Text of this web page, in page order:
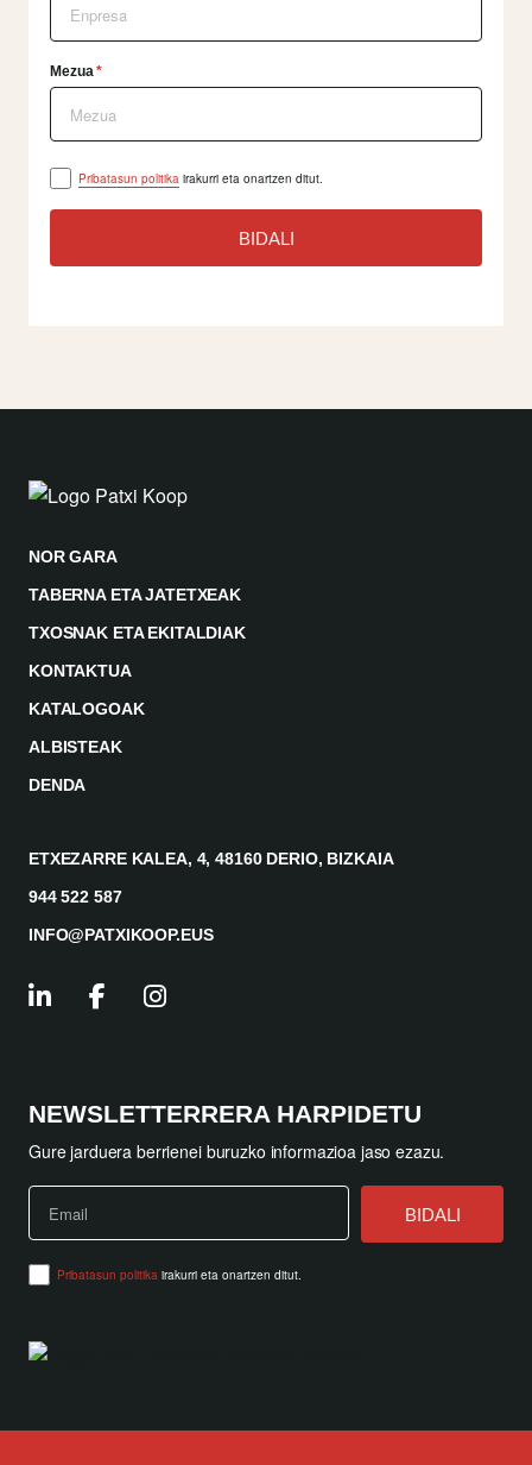
Mezua*
Pribatasun politika irakurri eta onartzen ditut.
ETXEZARRE KALEA, 4, 48160 DERIO, BIZKAIA
944 522 587
INFO@PATXIKOOP.EUS
NOR GARA
TABERNA ETA JATETXEAK
TXOSNAK ETA EKITALDIAK
KONTAKTUA
KATALOGOAK
ALBISTEAK
DENDA
NEWSLETTERRERA HARPIDETU
Gure jarduera berrienei buruzko informazioa jaso ezazu.
Pribatasun politika irakurri eta onartzen ditut.